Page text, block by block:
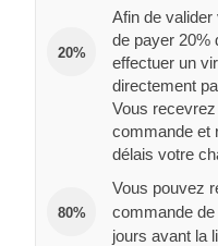
20%
Afin de
de payer 20%
effectuer un
directement
Vous
commande et
délais votre
80%
Vous pouvez
commande
jours avant la